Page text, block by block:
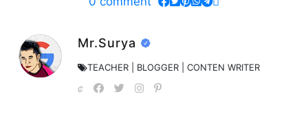
Mr.Surya
TEACHER | BLOGGER | CONTEN WRITER